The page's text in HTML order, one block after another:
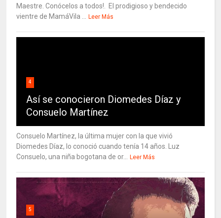
Maestre. Conócelos a todos!. El prodigioso y bendecido
vientre de MamáVila ...
Leer Más
4
Así se conocieron Diomedes Díaz y
Consuelo Martínez
Consuelo Martínez, la última mujer con la que vivió
Diomedes Díaz, lo conoció cuando tenía 14 años. Luz
Consuelo, una niña bogotana de or...
Leer Más
5